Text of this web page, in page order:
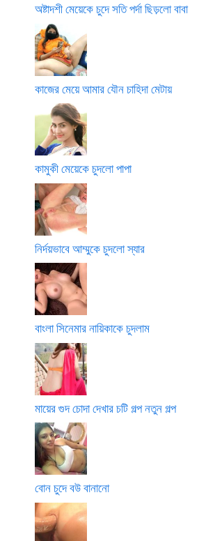
অষ্টাদশী মেয়েকে চুদে সতি পর্দা ছিড়লো বাবা
কাজের মেয়ে আমার যৌন চাহিদা মেটায়
কামুকী মেয়েকে চুদলো পাপা
নির্দয়ভাবে আম্মুকে চুদলো স্যার
বাংলা সিনেমার নায়িকাকে চুদলাম
মায়ের গুদ চোদা দেখার চটি গল্প নতুন গল্প
বোন চুদে বউ বানানো